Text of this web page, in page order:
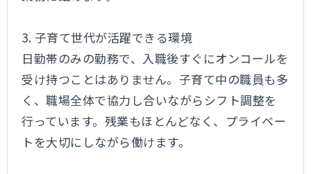
3. 子育て世代が活躍できる環境
日勤帯のみの勤務で、入職後すぐにオンコールを
受け持つことはありません。子育て中の職員も多
く、職場全体で協力し合いながらシフト調整を
行っています。残業もほとんどなく、プライベー
トを大切にしながら働けます。